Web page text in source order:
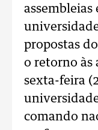
assembleias
propostas
o retorno às
sexta-feira
comando